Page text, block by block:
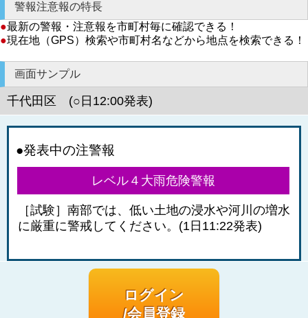
警報注意報の特長
●最新の警報・注意報を市町村毎に確認できる！
●現在地（GPS）検索や市町村名などから地点を検索できる！
画面サンプル
千代田区 (○日12:00発表)
●発表中の注警報
レベル４大雨危険警報
［試験］南部では、低い土地の浸水や河川の増水
に厳重に警戒してください。(1日11:22発表)
ログイン
/会員登録